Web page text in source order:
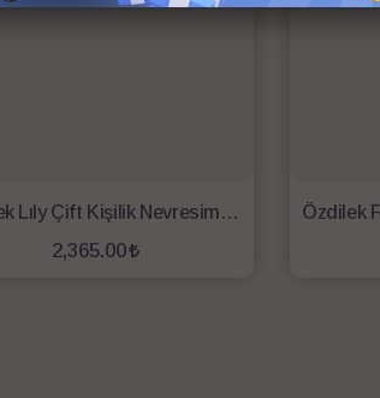
Özdilek Lıly Çift Kişilik Nevresim Takımı Lila Beyaz
2,365.00